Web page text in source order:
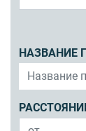
НАЗВАНИЕ